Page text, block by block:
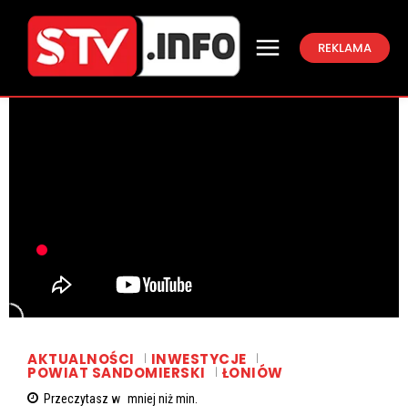
REKLAMA
AKTUALNOŚCI INWESTYCJE
POWIAT SANDOMIERSKI ŁONIÓW
Przeczytasz w mniej niżmin.